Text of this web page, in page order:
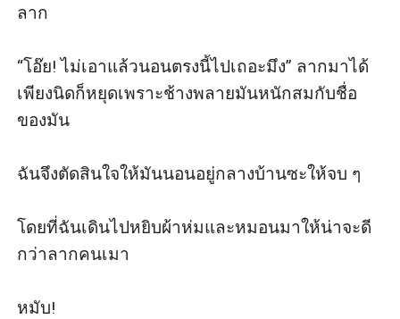
ลาก
“โอ๊ย! ไม่เอาแล้วนอนตรงนี้ไปเถอะมึง” ลากมาได้
เพียงนิดก็หยุดเพราะช้างพลายมันหนักสมกับชื่อ
ของมัน
ฉันจึงตัดสินใจให้มันนอนอยู่กลางบ้านซะให้จบ ๆ
โดยที่ฉันเดินไปหยิบผ้าห่มและหมอนมาให้น่าจะดี
กว่าลากคนเมา
หมับ!